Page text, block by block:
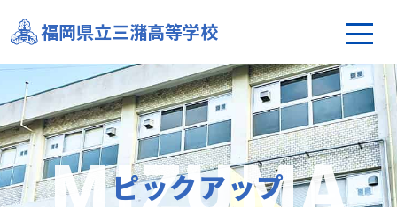
福岡県立三潴高等学校
ピックアップ